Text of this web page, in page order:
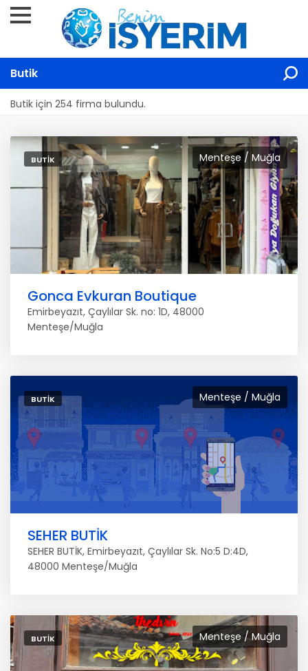
Butik
Butik için 254 firma bulundu.
Menteşe / Muğla
BUTIK
Gonca Evkuran Boutique
Emirbeyazıt, Çaylılar Sk. no: 1D, 48000
Menteşe/Muğla
Menteşe / Muğla
BUTIK
SEHER BUTİK
SEHER BUTİK, Emirbeyazıt, Çaylılar Sk. No:5 D:4D,
48000 Menteşe/Muğla
Menteşe / Muğla
BUTIK